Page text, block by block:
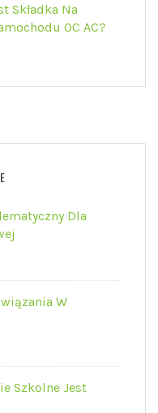
Składka Na
OC AC?
Dla
W
Szkolne Jest